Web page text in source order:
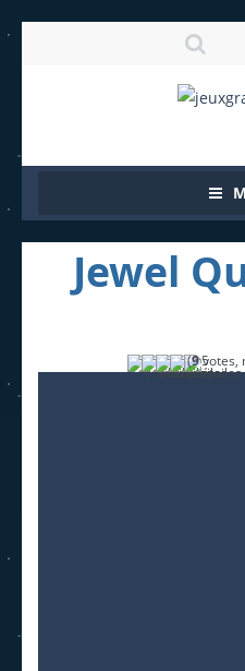
Jewel
(9votes,